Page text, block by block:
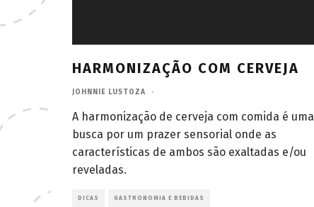
HARMONIZAÇÃO COM CERVEJA
JOHNNIE LUSTOZA ·
A harmonização de cerveja com comida é uma
busca por um prazer sensorial onde as
características de ambos são exaltadas e/ou
reveladas.
DICAS GASTRONOMIA E BEBIDAS